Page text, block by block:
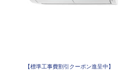
【標準工事費割引クーポン進呈中】